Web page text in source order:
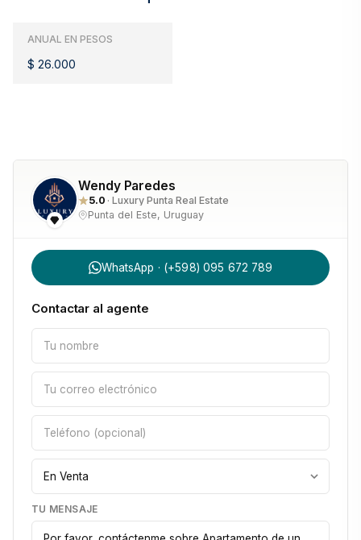
ANUAL EN PESOS
$ 26.000
Wendy Paredes
5.0 · Luxury Punta Real Estate
Punta del Este, Uruguay
WhatsApp · (+598) 095 672 789
Contactar al agente
TU MENSAJE